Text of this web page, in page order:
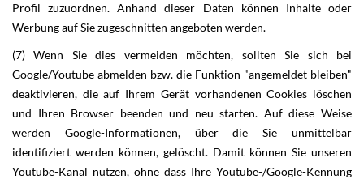
Profil zuzuordnen. Anhand dieser Daten können Inhalte oder
Werbung auf Sie zugeschnitten angeboten werden.
(7) Wenn Sie dies vermeiden möchten, sollten Sie sich bei
Google/Youtube abmelden bzw. die Funktion "angemeldet bleiben"
deaktivieren, die auf Ihrem Gerät vorhandenen Cookies löschen
und Ihren Browser beenden und neu starten. Auf diese Weise
werden Google-Informationen, über die Sie unmittelbar
identifiziert werden können, gelöscht. Damit können Sie unseren
Youtube-Kanal nutzen, ohne dass Ihre Youtube-/Google-Kennung